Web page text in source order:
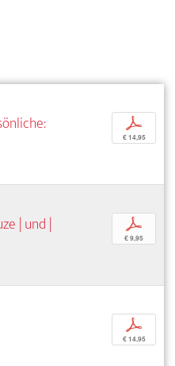
p
€ 14,95
| und |
p
€ 9,95
p
€ 14,95